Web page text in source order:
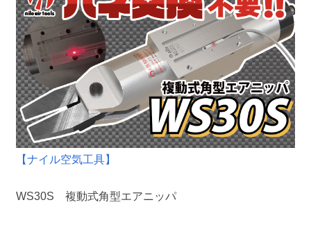
【ナイル空気工具】
WS30S 複動式角型エアニッパ